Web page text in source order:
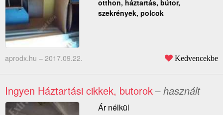
otthon, háztartás, bútor,
szekrények, polcok
aprodx.hu – 2017.09.22. Kedvencekbe
Ingyen Háztartási cikkek, butorok– használt
Ár nélkül